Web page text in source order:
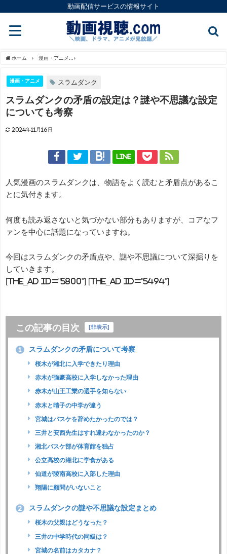
動画配信サービスの情報サイト
ホーム 漫画・アニメ
漫画・アニメ スラムダンク
スラムダンクの矛盾の設定は？謎や不思議な設定
についても考察
2024年11月16日
LINE
人気漫画のスラムダンクは、物語をよく読むと矛盾点があるこ
とに気付きます。
何度も読み返さないと気づかない部分もありますが、コアなフ
ァンを中心に話題になっていますね。
今回はスラムダンクの矛盾点や、謎や不思議について深掘りを
していきます。
[the_ad id="5800"] [the_ad id="5494"]
この記事の目次 [非表示]
1 スラムダンクの矛盾について考察
桜木が湘北に入学できたり理由
赤木が強豪高校に入学しなかった理由
赤木が山王工業の選手を知らない
赤木と晴子の中学が違う
宮城はバスケを辞めたかったのでは？
三井と安西先生はすれ違わなかったのか？
湘北バスケ部が体育館を独占
公立高校の湘北に学食がある
仙道が陵南高校に入部した理由
翔陽に顧問がいないこと
2 スラムダンクの謎や不思議な設定まとめ
桜木の父親はどうなった？
三井の中学時代の同級は？
宮城の名前はカタカナ？